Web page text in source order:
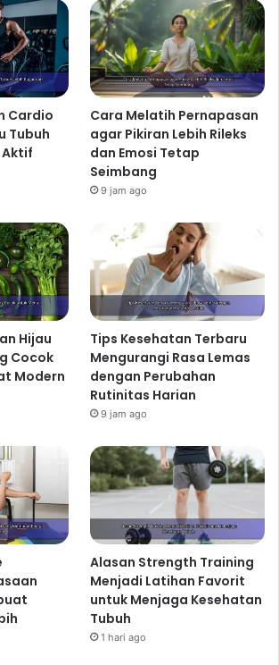
Cardio
Tubuh
Aktif
Cara Melatih Pernapasan
agar Pikiran Lebih Rileks
dan Emosi Tetap
Seimbang
9 jam ago
Hijau
Cocok
Modern
Tips Kesehatan Terbaru
Mengurangi Rasa Lemas
dengan Perubahan
Rutinitas Harian
9 jam ago
Alasan Strength Training
Menjadi Latihan Favorit
untuk Menjaga Kesehatan
Tubuh
1 hari ago